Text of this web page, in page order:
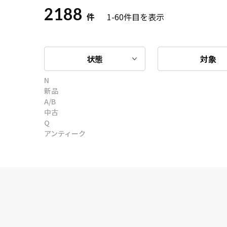
2188 件 1-60件目を表示
状態 対象
N
新品
A/B
中古
Q
アンティーク